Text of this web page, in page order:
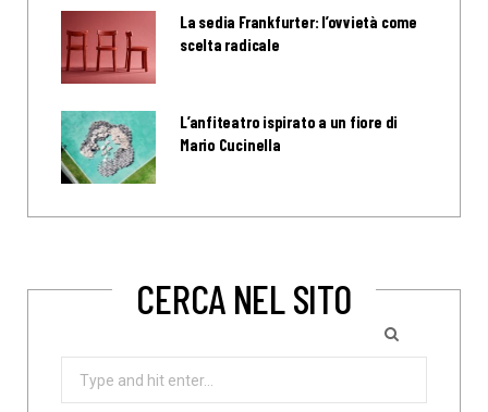
La sedia Frankfurter: l’ovvietà come
scelta radicale
L’anfiteatro ispirato a un fiore di
Mario Cucinella
CERCA NEL SITO